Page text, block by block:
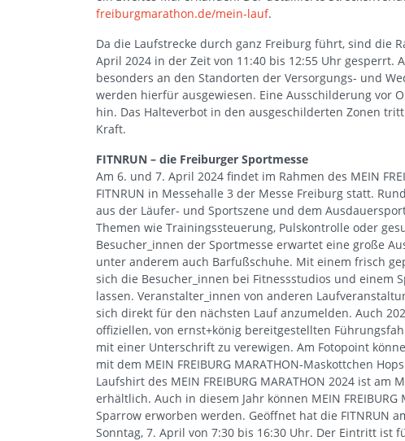
freiburgmarathon.de/mein-lauf.
Da die Laufstrecke durch ganz Freiburg führt, sind die
April 2024 in der Zeit von 11:40 bis 12:55 Uhr gesperrt.
besonders an den Standorten der Versorgungs- und
werden hierfür ausgewiesen. Eine Ausschilderung vor
hin. Das Halteverbot in den ausgeschilderten Zonen
Kraft.
FITNRUN – die Freiburger Sportmesse
Am 6. und 7. April 2024 findet im Rahmen des MEIN
FITNRUN in Messehalle 3 der Messe Freiburg statt.
aus der Läufer- und Sportszene und dem
Themen wie Trainingssteuerung, Pulskontrolle oder
Besucher_innen der Sportmesse erwartet eine große
unter anderem auch Barfußschuhe. Mit einem frisch
sich die Besucher_innen bei Fitnessstudios und
lassen. Veranstalter_innen von anderen
sich direkt für den nächsten Lauf anzumelden. Auch
offiziellen, von ernst+könig bereitgestellten
mit einer Unterschrift zu verewigen. Am Fotopoint
mit dem MEIN FREIBURG MARATHON-Maskottchen
Laufshirt des MEIN FREIBURG MARATHON 2024 ist am
erhältlich. Auch in diesem Jahr können MEIN
Sparrow erworben werden. Geöffnet hat die FITNRUN
Sonntag, 7. April von 7:30 bis 16:30 Uhr. Der Eintritt ist